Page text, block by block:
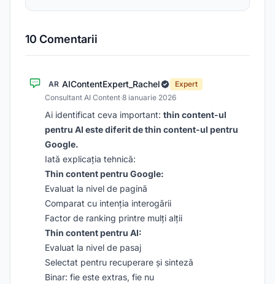
10 Comentarii
AR AIContentExpert_Rachel
Expert
Consultant AI Content·8 ianuarie 2026
Ai identificat ceva important: thin content-ul
pentru AI este diferit de thin content-ul pentru
Google.
Iată explicația tehnică:
Thin content pentru Google:
Evaluat la nivel de pagină
Comparat cu intenția interogării
Factor de ranking printre mulți alții
Thin content pentru AI:
Evaluat la nivel de pasaj
Selectat pentru recuperare și sinteză
Binar: fie este extras, fie nu